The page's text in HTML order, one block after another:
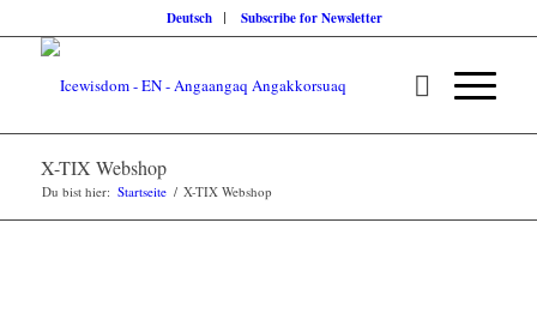
Deutsch Subscribe for Newsletter
X-TIX Webshop
Du bist hier: Startseite / X-TIX Webshop